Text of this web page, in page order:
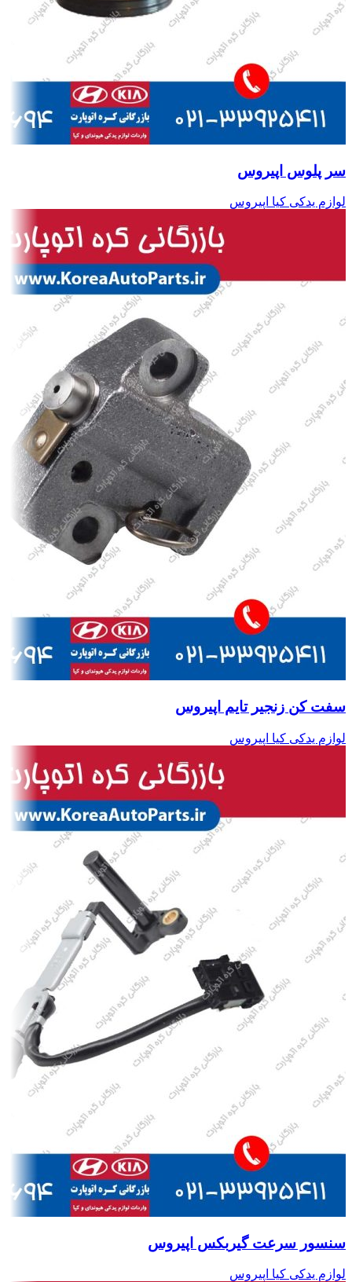
سر پلوس اپیروس
لوازم یدکی کیا اپیروس
سفت کن زنجیر تایم اپیروس
لوازم یدکی کیا اپیروس
سنسور سرعت گیربکس اپیروس
لوازم یدکی کیا اپیروس